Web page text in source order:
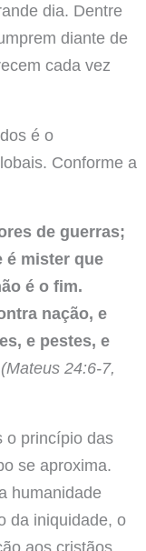
dia. Dentre
diante de
cada vez
é o
Conforme a
de guerras;
é mister que
é o fim.
nação, e
e pestes, e
(Mateus 24:6-7,
o princípio das
se aproxima.
humanidade
da iniquidade, o
aos cristãos